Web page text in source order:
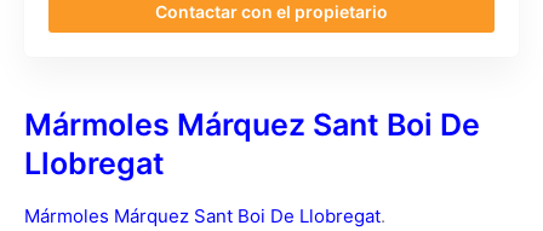
Contactar con el propietario
Mármoles Márquez Sant Boi De
Llobregat
Mármoles Márquez Sant Boi De Llobregat.